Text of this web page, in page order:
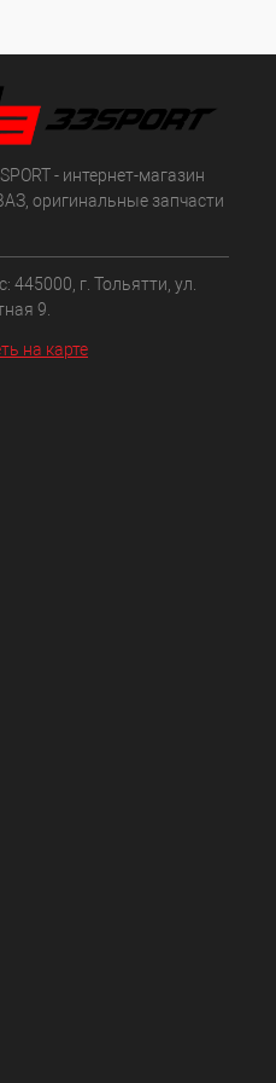
- интернет-магазин
оригинальные запчасти
445000, г. Тольятти, ул.
9.
на карте